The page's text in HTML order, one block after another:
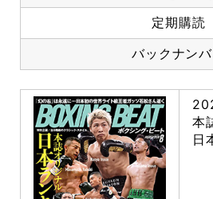
定期購読
バックナン
本
日